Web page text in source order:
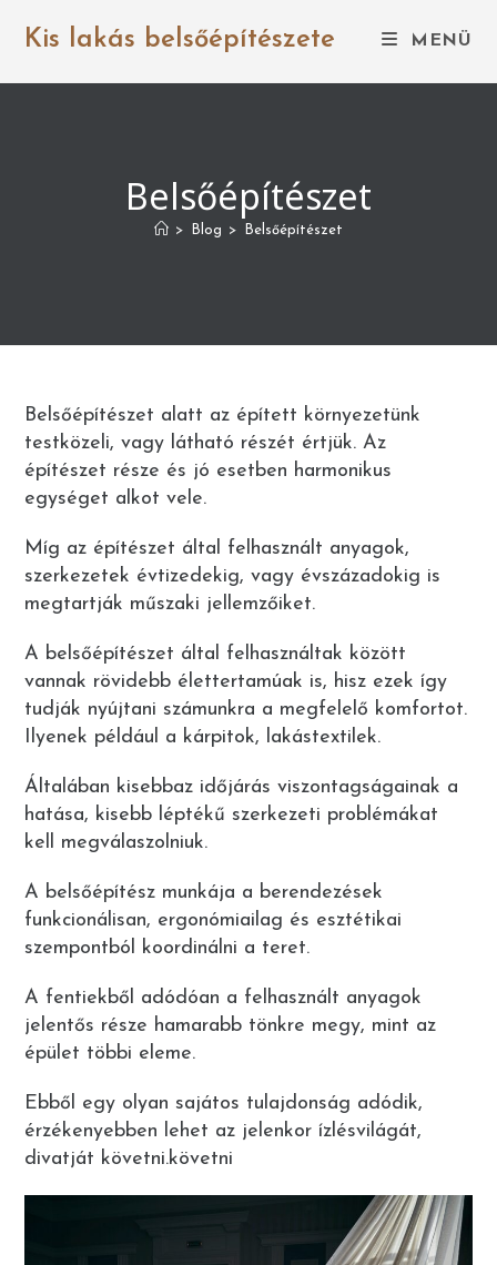
contentKis lakás belsőépítészete MENÜ
Belsőépítészet
> Blog > Belsőépítészet
Belsőépítészet alatt az épített környezetünk
testközeli, vagy látható részét értjük. Az
építészet része és jó esetben harmonikus
egységet alkot vele.
Míg az építészet által felhasznált anyagok,
szerkezetek évtizedekig, vagy évszázadokig is
megtartják műszaki jellemzőiket.
A belsőépítészet által felhasználtak között
vannak rövidebb élettertamúak is, hisz ezek így
tudják nyújtani számunkra a megfelelő komfortot.
Ilyenek például a kárpitok, lakástextilek.
Általában kisebbaz időjárás viszontagságainak a
hatása, kisebb léptékű szerkezeti problémákat
kell megválaszolniuk.
A belsőépítész munkája a berendezések
funkcionálisan, ergonómiailag és esztétikai
szempontból koordinálni a teret.
A fentiekből adódóan a felhasznált anyagok
jelentős része hamarabb tönkre megy, mint az
épület többi eleme.
Ebből egy olyan sajátos tulajdonság adódik,
érzékenyebben lehet az jelenkor ízlésvilágát,
divatját követni.követni